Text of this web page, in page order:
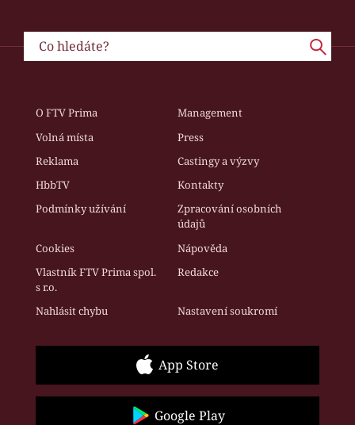
O FTV Prima
Management
Volná místa
Press
Reklama
Castingy a výzvy
HbbTV
Kontakty
Podmínky užívání
Zpracování osobních
údajů
Cookies
Nápověda
Vlastník FTV Prima spol.
s r.o.
Redakce
Nahlásit chybu Nastavení soukromí
App Store
Google Play